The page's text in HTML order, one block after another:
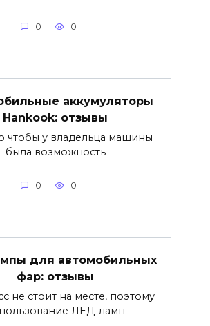
0 0
аккумуляторы
Hankook: отзывы
чтобы у владельца машины
была возможность
0 0
для автомобильных
фар: отзывы
не стоит на месте, поэтому
ЛЕД-ламп